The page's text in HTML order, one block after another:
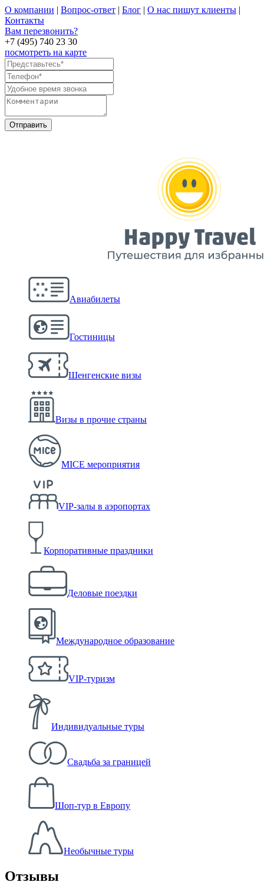
О компании | Вопрос-ответ | Блог | О нас пишут клиенты |
Контакты
Вам перезвонить?
+7 (495) 740 23 30
посмотреть на карте
Авиабилеты
Гостиницы
Шенгенские визы
Визы в прочие страны
MICE мероприятия
VIP-залы в аэропортах
Корпоративные праздники
Деловые поездки
Международное образование
VIP-туризм
Индивидуальные туры
Свадьба за границей
Шоп-тур в Европу
Необычные туры
Отзывы